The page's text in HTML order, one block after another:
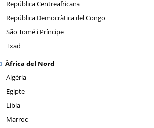
República Centreafricana
República Democràtica del Congo
São Tomé i Príncipe
Txad
Àfrica del Nord
Algèria
Egipte
Líbia
Marroc